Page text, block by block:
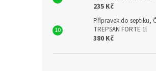
235 Kč
Přípravek do septiku,
TREPSAN FORTE 1l
380 Kč